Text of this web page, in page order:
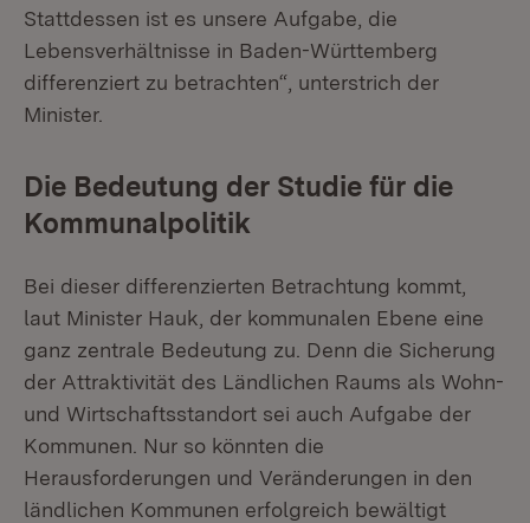
Stattdessen ist es unsere Aufgabe, die
Lebensverhältnisse in Baden-Württemberg
differenziert zu betrachten“, unterstrich der
Minister.
Die Bedeutung der Studie für die
Kommunalpolitik
Bei dieser differenzierten Betrachtung kommt,
laut Minister Hauk, der kommunalen Ebene eine
ganz zentrale Bedeutung zu. Denn die Sicherung
der Attraktivität des Ländlichen Raums als Wohn-
und Wirtschaftsstandort sei auch Aufgabe der
Kommunen. Nur so könnten die
Herausforderungen und Veränderungen in den
ländlichen Kommunen erfolgreich bewältigt